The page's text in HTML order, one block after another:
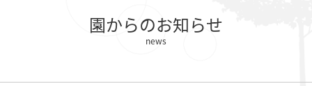
園からのお知らせ